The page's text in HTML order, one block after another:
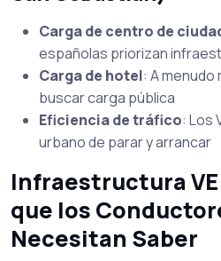
Carga de centro de
españolas priorizan
Carga de hotel: A
buscar carga pública
Eficiencia de tráfico: Los
urbano de parar y arrancar
Infraestructura
que los
Necesitan Saber